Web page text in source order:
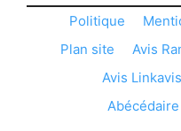
Politique
Plan site
Avis
Avis